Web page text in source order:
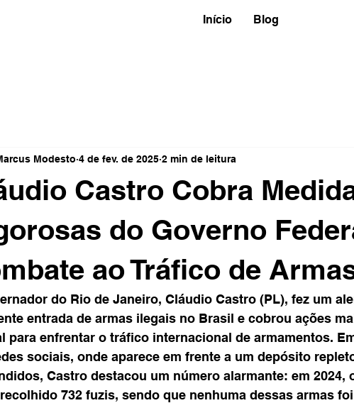
Início Blog
Castro Cobra
do Governo
ao Tráfico de
Modesto 4 de fev. de 2025 2 min de leitura
do Rio de Janeiro, Cláudio Castro (PL), fez um
entrada de armas ilegais no Brasil e cobrou ações
para enfrentar o tráfico internacional de armamentos.
sociais, onde aparece em frente a um depósito
Castro destacou um número alarmante: em 2024,
732 fuzis, sendo que nenhuma dessas armas